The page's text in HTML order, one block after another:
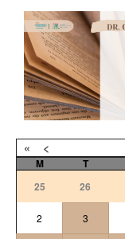
« <
M T
25
26
2 3